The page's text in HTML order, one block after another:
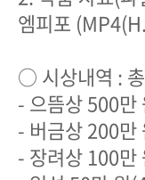
엠피포
○ 시상내역 :
- 으뜸상 500만
- 버금상 200만
- 장려상 100만